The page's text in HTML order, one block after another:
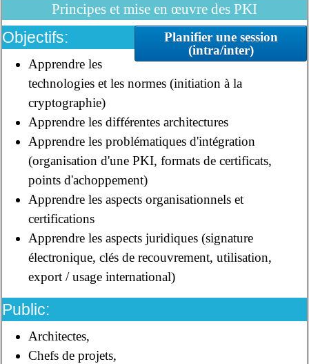
Principes et mise en œuvre des PKI
Planifier une session
(intra/inter)
Objectifs:
Apprendre les
technologies et les normes (initiation à la
cryptographie)
Apprendre les différentes architectures
Apprendre les problématiques d'intégration
(organisation d'une PKI, formats de certificats,
points d'achoppement)
Apprendre les aspects organisationnels et
certifications
Apprendre les aspects juridiques (signature
électronique, clés de recouvrement, utilisation,
export / usage international)
Public:
Architectes,
Chefs de projets,